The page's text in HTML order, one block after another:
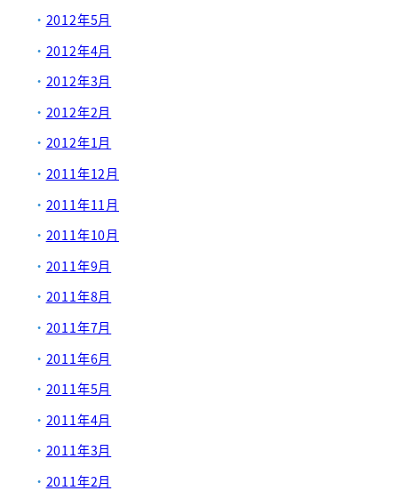
2012年5月
2012年4月
2012年3月
2012年2月
2012年1月
2011年12月
2011年11月
2011年10月
2011年9月
2011年8月
2011年7月
2011年6月
2011年5月
2011年4月
2011年3月
2011年2月